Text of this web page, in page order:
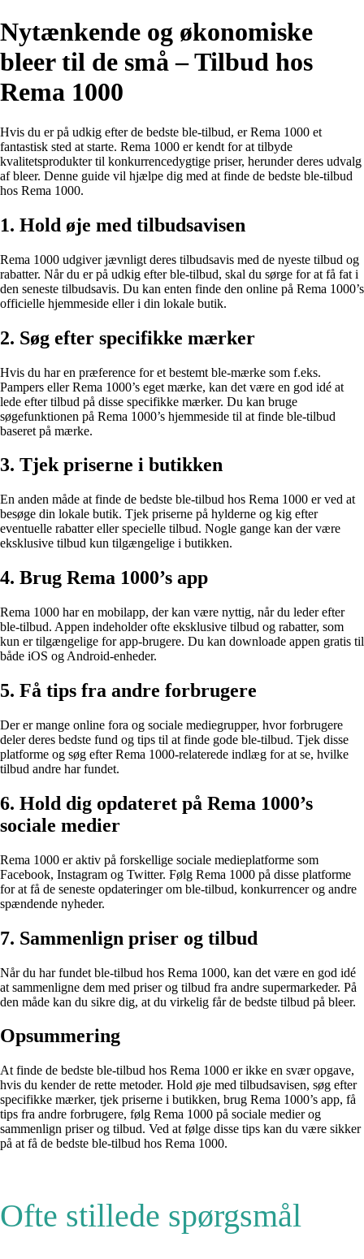
Nytænkende og økonomiske
bleer til de små – Tilbud hos
Rema 1000
Hvis du er på udkig efter de bedste ble-tilbud, er Rema 1000 et
fantastisk sted at starte. Rema 1000 er kendt for at tilbyde
kvalitetsprodukter til konkurrencedygtige priser, herunder deres udvalg
af bleer. Denne guide vil hjælpe dig med at finde de bedste ble-tilbud
hos Rema 1000.
1. Hold øje med tilbudsavisen
Rema 1000 udgiver jævnligt deres tilbudsavis med de nyeste tilbud og
rabatter. Når du er på udkig efter ble-tilbud, skal du sørge for at få fat i
den seneste tilbudsavis. Du kan enten finde den online på Rema 1000’s
officielle hjemmeside eller i din lokale butik.
2. Søg efter specifikke mærker
Hvis du har en præference for et bestemt ble-mærke som f.eks.
Pampers eller Rema 1000’s eget mærke, kan det være en god idé at
lede efter tilbud på disse specifikke mærker. Du kan bruge
søgefunktionen på Rema 1000’s hjemmeside til at finde ble-tilbud
baseret på mærke.
3. Tjek priserne i butikken
En anden måde at finde de bedste ble-tilbud hos Rema 1000 er ved at
besøge din lokale butik. Tjek priserne på hylderne og kig efter
eventuelle rabatter eller specielle tilbud. Nogle gange kan der være
eksklusive tilbud kun tilgængelige i butikken.
4. Brug Rema 1000’s app
Rema 1000 har en mobilapp, der kan være nyttig, når du leder efter
ble-tilbud. Appen indeholder ofte eksklusive tilbud og rabatter, som
kun er tilgængelige for app-brugere. Du kan downloade appen gratis til
både iOS og Android-enheder.
5. Få tips fra andre forbrugere
Der er mange online fora og sociale mediegrupper, hvor forbrugere
deler deres bedste fund og tips til at finde gode ble-tilbud. Tjek disse
platforme og søg efter Rema 1000-relaterede indlæg for at se, hvilke
tilbud andre har fundet.
6. Hold dig opdateret på Rema 1000’s
sociale medier
Rema 1000 er aktiv på forskellige sociale medieplatforme som
Facebook, Instagram og Twitter. Følg Rema 1000 på disse platforme
for at få de seneste opdateringer om ble-tilbud, konkurrencer og andre
spændende nyheder.
7. Sammenlign priser og tilbud
Når du har fundet ble-tilbud hos Rema 1000, kan det være en god idé
at sammenligne dem med priser og tilbud fra andre supermarkeder. På
den måde kan du sikre dig, at du virkelig får de bedste tilbud på bleer.
Opsummering
At finde de bedste ble-tilbud hos Rema 1000 er ikke en svær opgave,
hvis du kender de rette metoder. Hold øje med tilbudsavisen, søg efter
specifikke mærker, tjek priserne i butikken, brug Rema 1000’s app, få
tips fra andre forbrugere, følg Rema 1000 på sociale medier og
sammenlign priser og tilbud. Ved at følge disse tips kan du være sikker
på at få de bedste ble-tilbud hos Rema 1000.
Ofte stillede spørgsmål